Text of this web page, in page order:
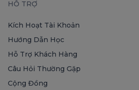
HỖ TRỢ
Kích Hoạt Tài Khoản
Hướng Dẫn Học
Hỗ Trợ Khách Hàng
Câu Hỏi Thường Gặp
Cộng Đồng